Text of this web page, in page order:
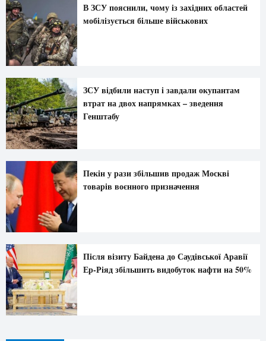
В ЗСУ пояснили, чому із західних областей
мобілізується більше військових
ЗСУ відбили наступ і завдали окупантам
втрат на двох напрямках – зведення
Генштабу
Пекін у рази збільшив продаж Москві
товарів воєнного призначення
Після візиту Байдена до Саудівської Аравії
Ер-Ріяд збільшить видобуток нафти на 50%